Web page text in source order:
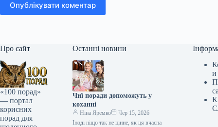
Опублікувати коментар
Про сайт
«100 порад»
— портал
корисних
порад для
Останні новини
Чиї поради допоможуть у
коханні
Ніна Яремко
Чер 15, 2026
Іноді ніщо так не цінне, як ця вчасна
и